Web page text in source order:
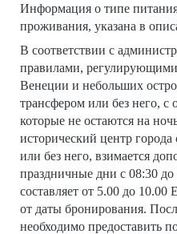
Информация о типе
проживания, указана в
В соответствии с
правилами,
Венеции и небольших
трансфером или без него, с
которые не остаются на
исторический центр
или без него, взимается
праздничные дни с 08:30 до
составляет от 5.00 до 10.00
от даты бронирования.
необходимо предоставить